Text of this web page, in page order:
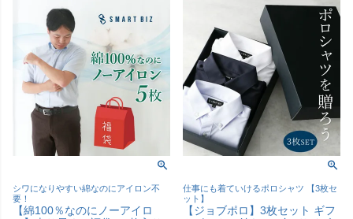
シワになりやすい綿なのにアイロン不
要！
【綿100％なのにノーアイロ
仕事にも着ていけるポロシャツ 【3枚セ
ット】
【ジョブポロ】3枚セット ギフ